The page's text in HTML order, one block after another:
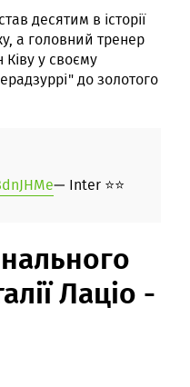
десятим в історії
а головний тренер
Ківу у своєму
до золотого
— Inter ⭐⭐
Лаціо -